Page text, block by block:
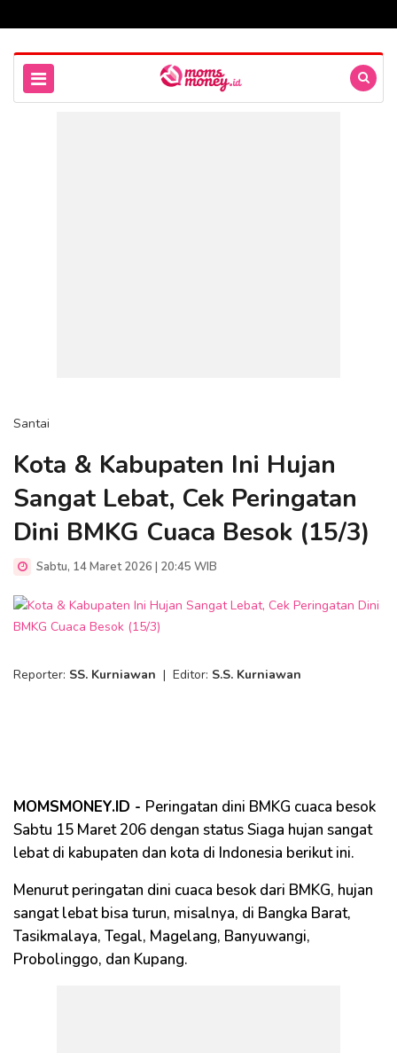
Santai
Kota & Kabupaten Ini Hujan
Sangat Lebat, Cek Peringatan
Dini BMKG Cuaca Besok (15/3)
Sabtu, 14 Maret 2026 | 20:45 WIB
Reporter: SS. Kurniawan | Editor: S.S. Kurniawan
MOMSMONEY.ID - Peringatan dini BMKG cuaca besok
Sabtu 15 Maret 206 dengan status Siaga hujan sangat
lebat di kabupaten dan kota di Indonesia berikut ini.
Menurut peringatan dini cuaca besok dari BMKG, hujan
sangat lebat bisa turun, misalnya, di Bangka Barat,
Tasikmalaya, Tegal, Magelang, Banyuwangi,
Probolinggo, dan Kupang.